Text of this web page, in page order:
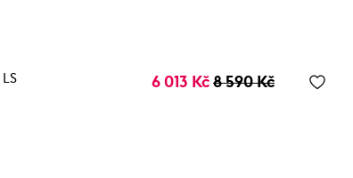
6 013 Kč 8 590 Kč